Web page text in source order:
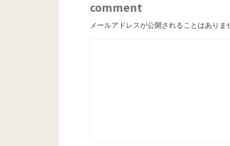
comment
メールアドレスが公開されることはありま